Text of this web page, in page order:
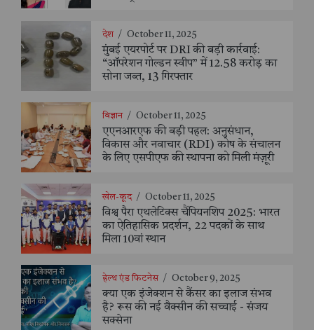
देश / October 11, 2025
मुंबई एयरपोर्ट पर DRI की बड़ी कार्रवाई:
“ऑपरेशन गोल्डन स्वीप” में 12.58 करोड़ का
सोना जब्त, 13 गिरफ्तार
विज्ञान / October 11, 2025
एएनआरएफ की बड़ी पहल: अनुसंधान,
विकास और नवाचार (RDI) कोष के संचालन
के लिए एसपीएफ की स्थापना को मिली मंज़ूरी
खेल-कूद / October 11, 2025
विश्व पैरा एथलेटिक्स चैंपियनशिप 2025: भारत
का ऐतिहासिक प्रदर्शन, 22 पदकों के साथ
मिला 10वां स्थान
हेल्थ एंड फिटनेस / October 9, 2025
क्या एक इंजेक्शन से कैंसर का इलाज संभव
है? रूस की नई वैक्सीन की सच्चाई - संजय
सक्सेना